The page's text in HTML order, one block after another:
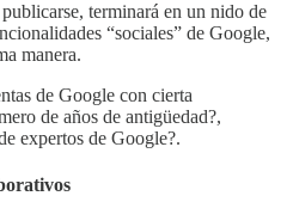
terminará en un nido de
“sociales” de Google,
manera.
de Google con cierta
de años de antigüedad?,
expertos de Google?.